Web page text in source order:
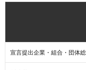
宣言提出企業・組合・団体